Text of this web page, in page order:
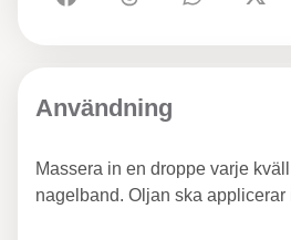
Användning
Massera in en droppe varje
nagelband. Oljan ska applicerar